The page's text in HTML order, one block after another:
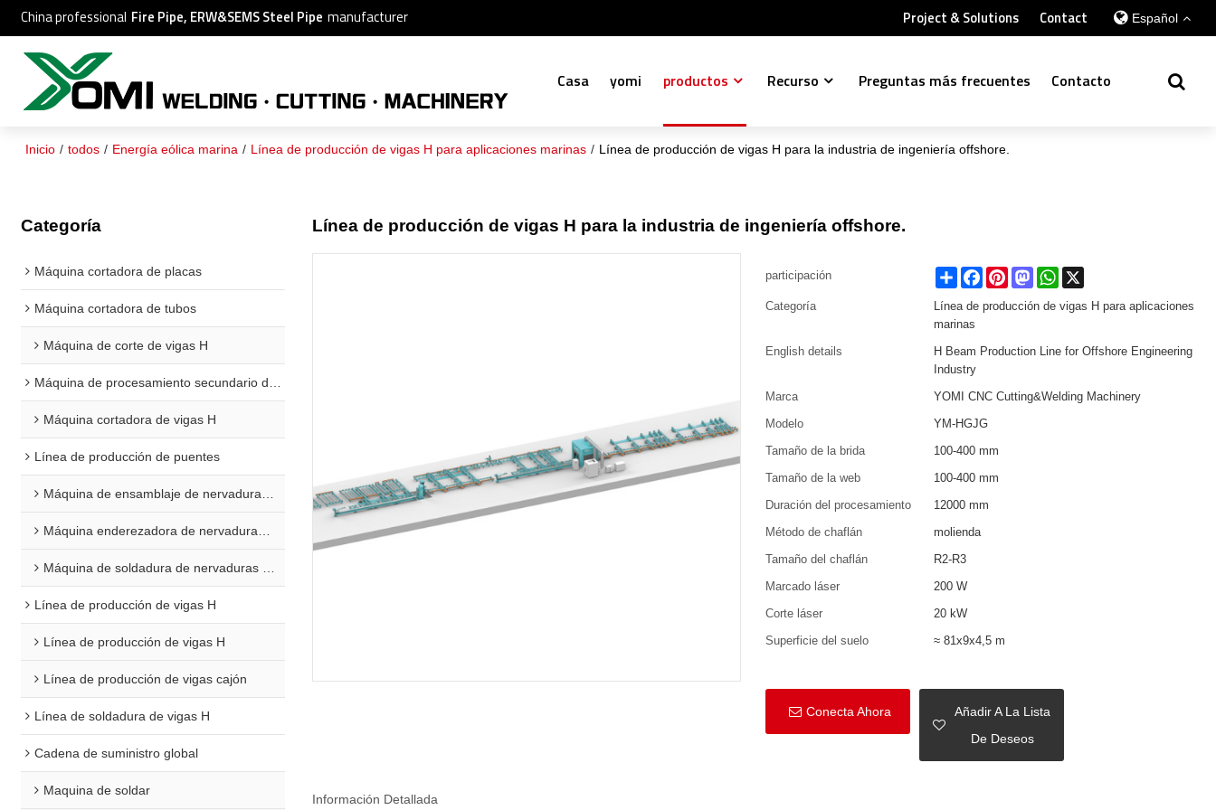
China professional Fire Pipe, ERW&SEMS Steel Pipe manufacturer Project & Solutions Contact Español
Casa yomi productos Recurso Preguntas más frecuentes Contacto
Inicio / todos / Energía eólica marina / Línea de producción de vigas H para aplicaciones marinas / Línea de producción de vigas H para la industria de ingeniería offshore.
Categoría
Máquina cortadora de placas
Máquina cortadora de tubos
Máquina de corte de vigas H
Máquina de procesamiento secundario de vigas H
Máquina cortadora de vigas H
Línea de producción de puentes
Máquina de ensamblaje de nervaduras en U
Máquina enderezadora de nervaduras en U
Máquina de soldadura de nervaduras en U
Línea de producción de vigas H
Línea de producción de vigas H
Línea de producción de vigas cajón
Línea de soldadura de vigas H
Cadena de suministro global
Maquina de soldar
Línea de producción de vigas H para la industria de ingeniería offshore.
participación ShareFacebookPinterestMastodonWhatsApp
Categoría
Línea de producción de vigas H para aplicaciones
marinas
English details
H Beam Production Line for Offshore Engineering
Industry
Marca
YOMI CNC Cutting&Welding Machinery
Modelo
YM-HGJG
Tamaño de la brida
100-400 mm
Tamaño de la web
100-400 mm
Duración del procesamiento
12000 mm
Método de chaflán
molienda
Tamaño del chaflán
R2-R3
Marcado láser
200 W
Corte láser
20 kW
Superficie del suelo
≈ 81x9x4,5 m
Conecta Ahora
Añadir A La Lista
De Deseos
Información Detallada